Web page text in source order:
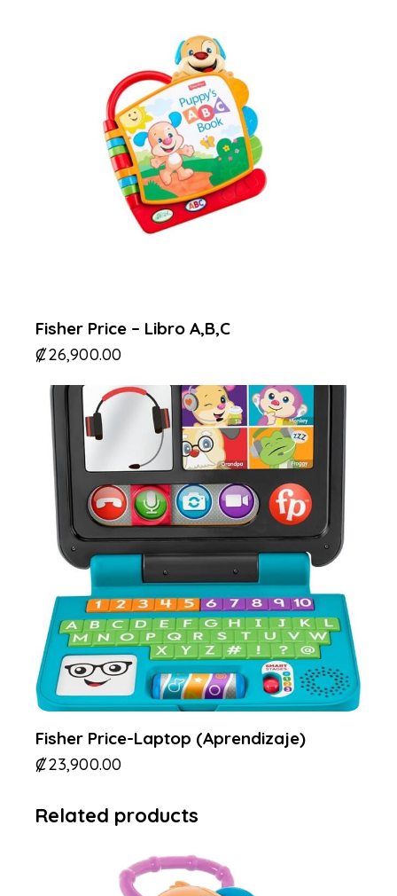
Fisher Price – Libro A,B,C
₡26,900.00
Fisher Price-Laptop (Aprendizaje)
₡23,900.00
Related products